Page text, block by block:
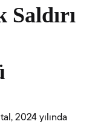
2024 yılında